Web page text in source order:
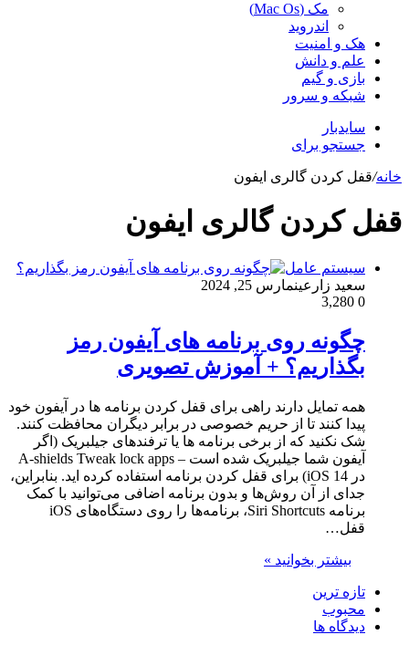
مک (Mac Os)
اندروید
هک و امنیت
علم و دانش
بازی و گیم
شبکه و سرور
سایدبار
جستجو برای
خانه/قفل کردن گالری ایفون
قفل کردن گالری ایفون
سیستم عامل
سعید زارعینمارس 25, 2024
0
چگونه روی برنامه های آیفون رمز
بگذاریم؟ + آموزش تصویری
همه تمایل دارند راهی برای قفل کردن برنامه ها در آیفون خود
پیدا کنند تا از حریم خصوصی در برابر دیگران محافظت کنند.
شک نکنید که از برخی برنامه ها یا ترفندهای جیلبریک (اگر
آیفون شما جیلبریک شده است – A-shields Tweak lock apps
در iOS 14) برای قفل کردن برنامه استفاده کرده اید. بنابراین،
جدای از آن روش‌ها و بدون برنامه اضافی می‌توانید با کمک
برنامه Siri Shortcuts، برنامه‌ها را روی دستگاه‌های iOS
قفل…
بیشتر بخوانید »
تازه ترین
محبوب
دیدگاه ها